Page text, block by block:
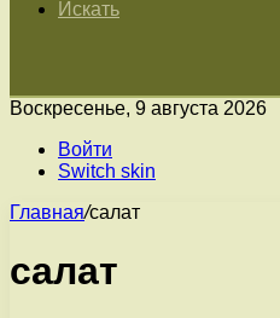
Искать
Воскресенье, 9 августа 2026
Войти
Switch skin
Главная/салат
салат